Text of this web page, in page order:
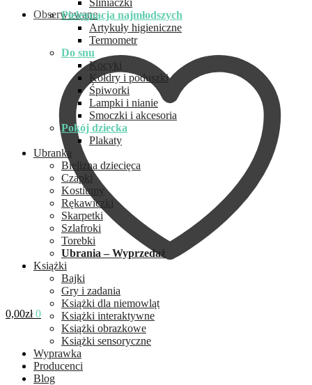
Obserwowane
0,00zł 0
Śliniaczki
Pielęgnacja najmłodszych
Artykuły higieniczne
Termometr
Do snu
Kocyki
Kołdry i poduszki
Śpiworki
Lampki i nianie
Smoczki i akcesoria
Pokój dziecka
Plakaty
Ubranka
Bielizna dziecięca
Czapki
Kostiumy
Rękawiczki
Skarpetki
Szlafroki
Torebki
Ubrania – Wyprzedaż
Książki
Bajki
Gry i zadania
Książki dla niemowląt
Książki interaktywne
Książki obrazkowe
Książki sensoryczne
Wyprawka
Producenci
Blog